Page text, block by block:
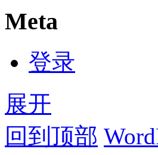
Meta
登录
展开
回到顶部